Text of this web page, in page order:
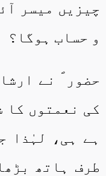
چیزیں میسر
و حساب ہوگا؟
حضور ؐ نے
کی نعمتوں کا
ہے ہی، لہٰذا
طرف ہاتھ